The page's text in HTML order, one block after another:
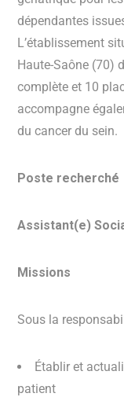
dépendantes
L’établissement
Haute-Saône (70)
complète et 10
accompagne
du cancer du sein.
Poste recherché
Assistant(e)
Missions
Sous la
Établir et
patient